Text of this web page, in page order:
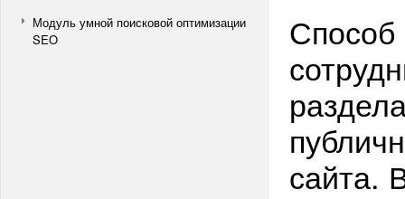
Модуль умной поисковой оптимизации
SEO
Способ
сайта.